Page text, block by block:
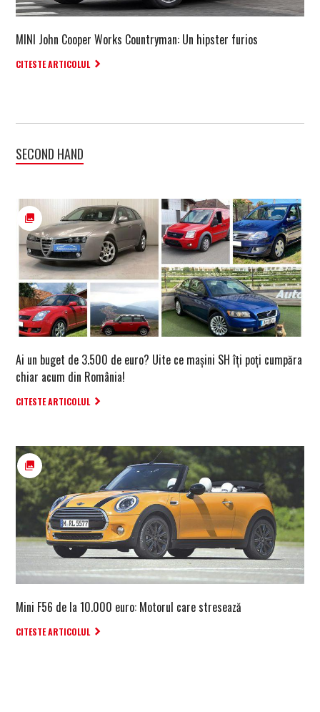
MINI John Cooper Works Countryman: Un hipster furios
CITESTE ARTICOLUL
SECOND HAND
Ai un buget de 3.500 de euro? Uite ce mașini SH îți poți cumpăra
chiar acum din România!
CITESTE ARTICOLUL
Mini F56 de la 10.000 euro: Motorul care stresează
CITESTE ARTICOLUL